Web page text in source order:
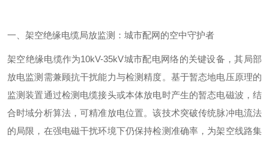
一、架空绝缘电缆局放监测：城市配网的空中守护者
架空绝缘电缆作为10kV-35kV城市配电网络的关键设备，其局部
放电监测需兼顾抗干扰能力与检测精度。基于暂态地电压原理的
监测装置通过检测电缆接头或本体放电时产生的暂态电磁波，结
合时域分析算法，可精准放电位置。该技术突破传统脉冲电流法
的局限，在强电磁干扰环境下仍保持检测准确率，为架空线路集